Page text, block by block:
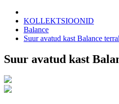
KOLLEKTSIOONID
Balance
Suur avatud kast Balance
Suur avatud kast